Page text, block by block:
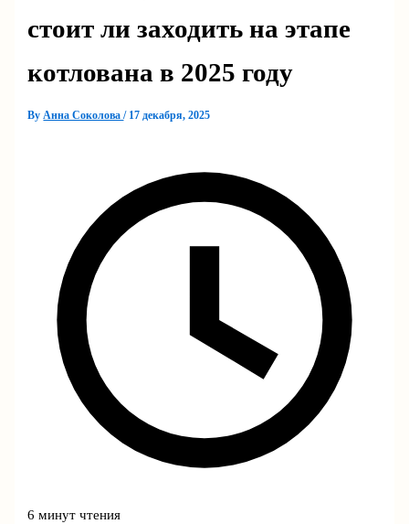
стоит ли заходить на этапе
котлована в 2025 году
By Анна Соколова/ 17 декабря, 2025
6 минут чтения